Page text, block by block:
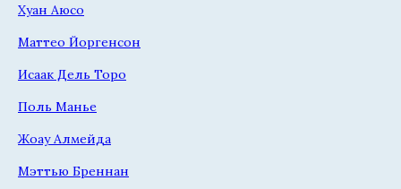
Хуан Аюсо
Маттео Йоргенсон
Исаак Дель Торо
Поль Манье
Жоау Алмейда
Мэттью Бреннан